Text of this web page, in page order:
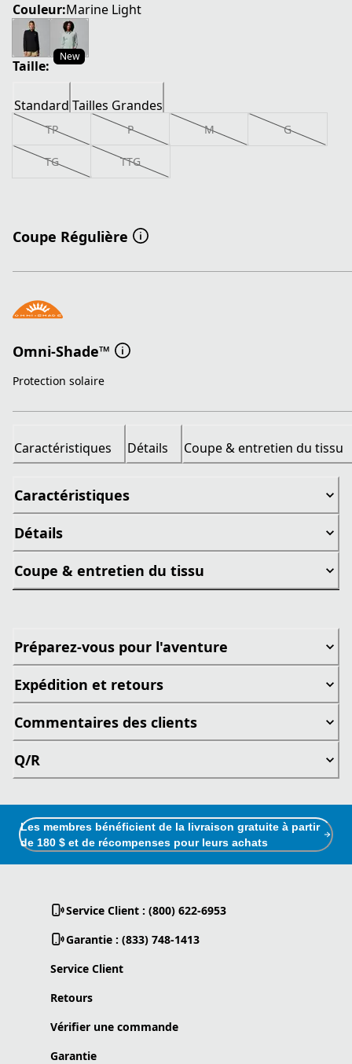
Couleur:Marine Light
New
Taille:
Standard Tailles Grandes
TP P M G
TG TTG
Coupe Régulière
Omni-Shade™
Protection solaire
Caractéristiques Détails Coupe & entretien du tissu
Caractéristiques
Détails
Coupe & entretien du tissu
Préparez-vous pour l'aventure
Expédition et retours
Commentaires des clients
Q/R
Les membres bénéficient de la livraison gratuite à partir
de 180 $ et de récompenses pour leurs achats
Service Client : (800) 622-6953
Garantie : (833) 748-1413
Service Client
Retours
Vérifier une commande
Garantie